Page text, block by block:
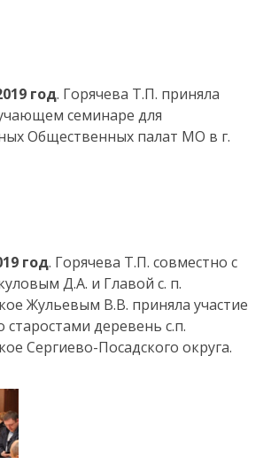
год. Горячева Т.П. приняла
семинаре для
Общественных палат МО в г.
год. Горячева Т.П. совместно с
Д.А. и Главой с. п.
Жульевым В.В. приняла участие
старостами деревень с.п.
Сергиево-Посадского округа.